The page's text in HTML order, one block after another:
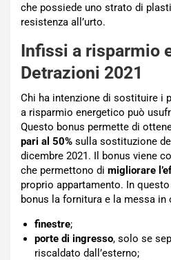
che possiede uno strato di
resistenza all’urto.
Infissi a risparmio
Detrazioni 2021
Chi ha intenzione di sostituire i
a risparmio energetico può
Questo bonus permette di
pari al 50% sulla sostituzione
dicembre 2021. Il bonus viene
che permettono di migliorare
proprio appartamento. In
bonus la fornitura e la messa in
finestre;
porte di ingresso, solo se
riscaldato dall’esterno;